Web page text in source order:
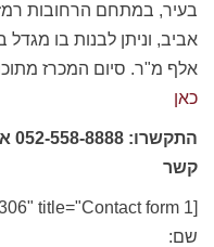
בעיר, במתחם הרחובות
אביב, וניתן לבנות בו מגדל בעל 110 דירות בשטח
אלף מ"ר. סיום המכרז
כאן
התקשרו: 052-558-8888
קשר
[contact-form-7 id="306" title="Contact form 1"]
שם: